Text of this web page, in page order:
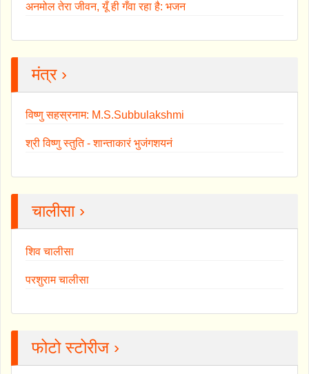
अनमोल तेरा जीवन, यूँ ही गँवा रहा है: भजन
मंत्र ›
विष्णु सहस्रनाम: M.S.Subbulakshmi
श्री विष्णु स्तुति - शान्ताकारं भुजंगशयनं
चालीसा ›
शिव चालीसा
परशुराम चालीसा
फोटो स्टोरीज ›